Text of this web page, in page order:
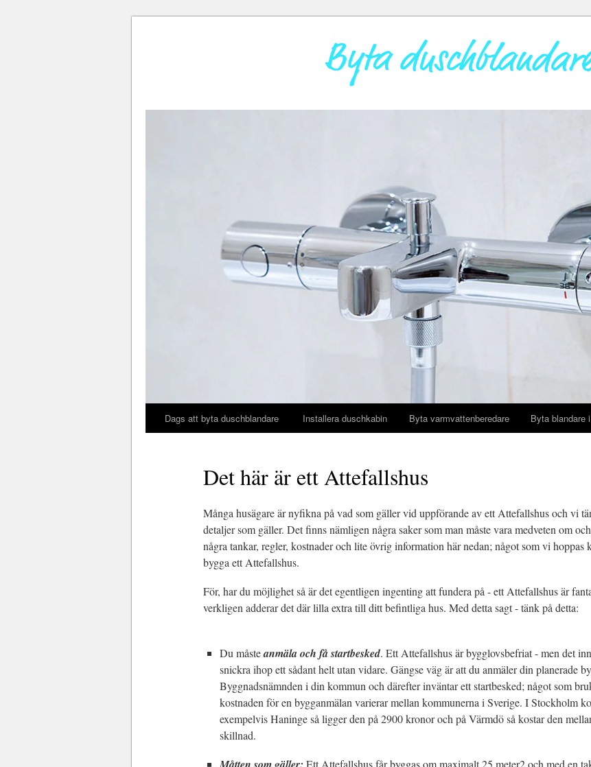
Dags att byta duschblandare Installera duschkabin Byta varmvattenberedare Byta blandare
Det här är ett Attefallshus
Många husägare är nyfikna på vad som gäller vid uppförande av ett Attefallshus och vi
detaljer som gäller. Det finns nämligen några saker som man måste vara medveten om
några tankar, regler, kostnader och lite övrig information här nedan; något som vi hoppas
bygga ett Attefallshus.
För, har du möjlighet så är det egentligen ingenting att fundera på - ett Attefallshus är
verkligen adderar det där lilla extra till ditt befintliga hus. Med detta sagt - tänk på detta:
Du måsteanmäla och få startbesked. Ett Attefallshus är bygglovsbefriat - men det
snickra ihop ett sådant helt utan vidare. Gängse väg är att du anmäler din planerade
Byggnadsnämnden i din kommun och därefter inväntar ett startbesked; något som
kostnaden för en bygganmälan varierar mellan kommunerna i Sverige. I Stockholm
exempelvis Haninge så ligger den på 2900 kronor och på Värmdö så kostar den
skillnad.
Ett Attefallshus får byggas om maximalt 25 meter2 och med en